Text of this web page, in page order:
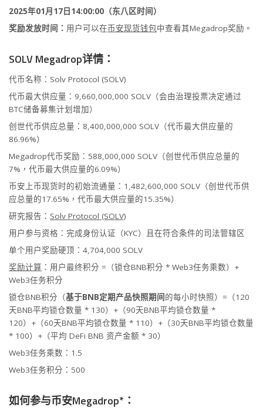
2025年01月17日14:00:00（东八区时间）
奖励发放时间： 用户可以在币安现货钱包中查看其Megadrop奖励。
SOLV Megadrop详情：
代币名称：Solv Protocol (SOLV)
代币最大供应量：9,660,000,000 SOLV（会由治理投票决定通过
BTC储备募集计划增加）
创世代币供应总量：8,400,000,000 SOLV（代币最大供应量的
86.96%）
Megadrop代币奖励：588,000,000 SOLV（创世代币供应总量的
7%，代币最大供应量的6.09%）
币安上币现货时的初始流通量：1,482,600,000 SOLV（创世代币供
应总量的17.65%，代币最大供应量的15.35%）
研究报告： Solv Protocol (SOLV)
用户参与资格：完成身份认证（KYC）且在符合条件的司法管辖区
单个用户奖励硬顶：4,704,000 SOLV
奖励计算 ：用户最终积分 =（锁仓BNB积分 * Web3任务乘数）+
Web3任务积分
锁仓BNB积分（基于BNB定期产品快照期间的每小时快照）=（120
天BNB平均锁仓数量 * 130）+（90天BNB平均锁仓数量 *
120）+（60天BNB平均锁仓数量 * 110）+（30天BNB平均锁仓数量
* 100）+（平均 DeFi BNB 资产金额 * 30）
Web3任务乘数：1.5
Web3任务积分：500
如何参与币安Megadrop*：